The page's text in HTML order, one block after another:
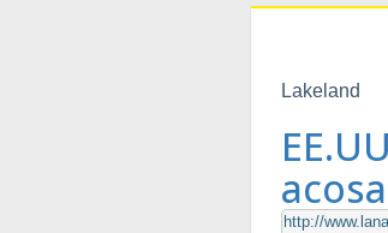
Lakeland
http://